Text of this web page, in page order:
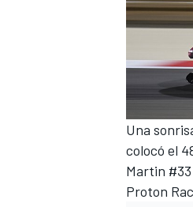
Una
colocó el
Martin
Proton